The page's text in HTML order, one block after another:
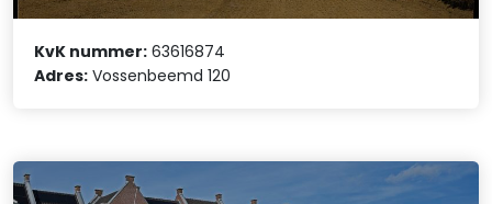
KvK nummer: 63616874
Adres: Vossenbeemd 120